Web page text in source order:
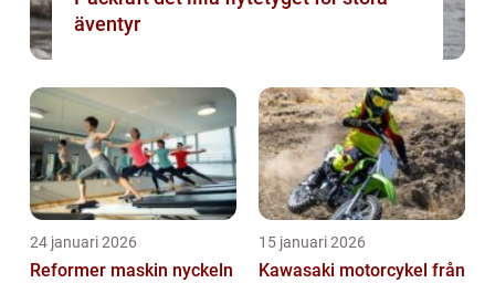
äventyr
24 januari 2026
Reformer maskin nyckeln
15 januari 2026
Kawasaki motorcykel från